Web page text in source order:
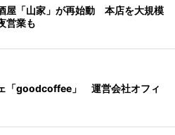
屋「山家」が再始動 本店を大規模
営業も
「goodcoffee」 運営会社オフィ